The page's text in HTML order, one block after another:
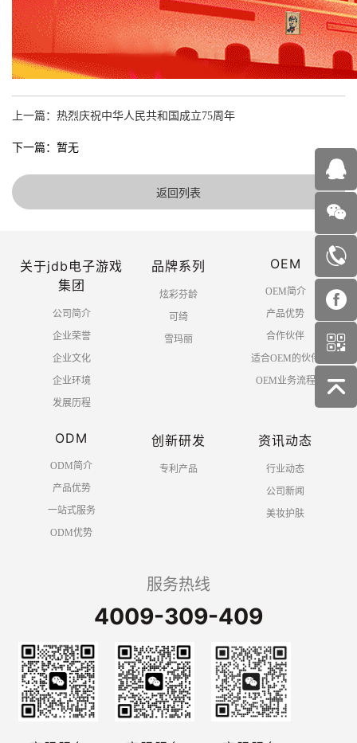
上一篇：热烈庆祝中华人民共和国成立75周年
下一篇：暂无
返回列表
关于jdb电子游戏
集团
公司简介
企业荣誉
企业文化
企业环境
发展历程
品牌系列
炫彩芬龄
可绮
雪玛丽
OEM
OEM简介
产品优势
合作伙伴
适合OEM的伙伴
OEM业务流程
ODM
ODM简介
产品优势
一站式服务
ODM优势
创新研发
专利产品
资讯动态
行业动态
公司新闻
美妆护肤
服务热线
4009-309-409